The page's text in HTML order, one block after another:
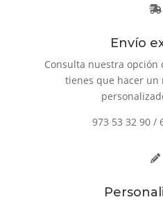
Envío
Consulta nuestra opción
tienes que hacer un
973 53 32 90 /